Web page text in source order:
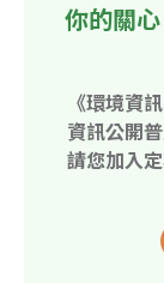
你的關
《環境資
資訊公開
請您加入